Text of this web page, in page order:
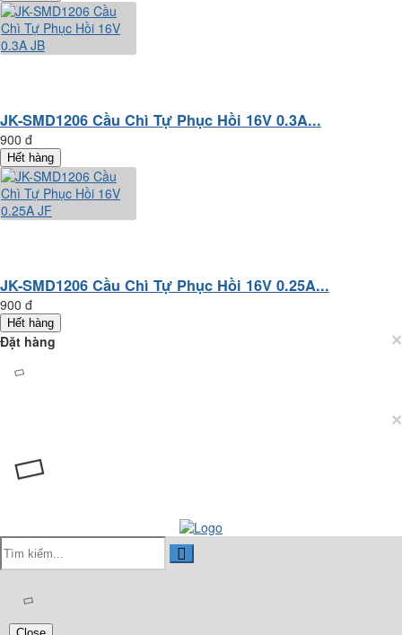
JK-SMD1206 Cầu Chì Tự Phục Hồi 16V 0.3A...
900 đ
Hết hàng
JK-SMD1206 Cầu Chì Tự Phục Hồi 16V 0.25A...
900 đ
Hết hàng
×
Đặt hàng
×